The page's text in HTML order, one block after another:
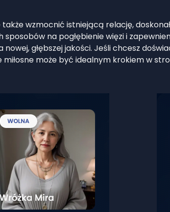
wzmocnić istniejącą relację,
na pogłębienie więzi i
głębszej jakości. Jeśli chcesz
miłosne może być idealnym krokiem w